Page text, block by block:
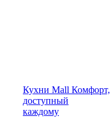
Кухни Mall Комфорт,
доступный
каждому